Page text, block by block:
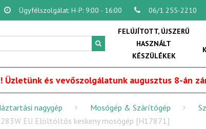
Ügyfélszolgálat: H-P: 9:00 - 16:00 06/1 255-2210
FELÚJÍTOTT, ÚJSZERŰ
HASZNÁLT
KÉSZÜLÉKEK
Üzletünk és vevőszolgálatunk augusztus 8-án
nagygép Mosógép & Szárítógép
EU Elöltöltős keskeny mosógép [H17871]